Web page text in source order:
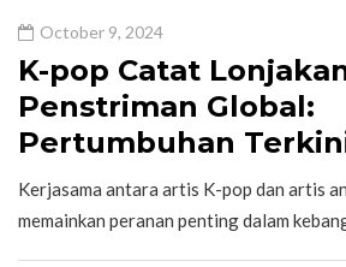
October 9, 2024
K-pop Catat
Penstriman Global:
Pertumbuhan
Kerjasama antara artis K-pop dan artis
memainkan peranan penting dalam